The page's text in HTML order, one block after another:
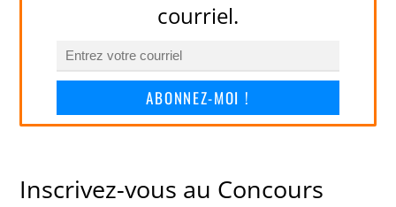
courriel.
ABONNEZ-MOI !
Inscrivez-vous au Concours